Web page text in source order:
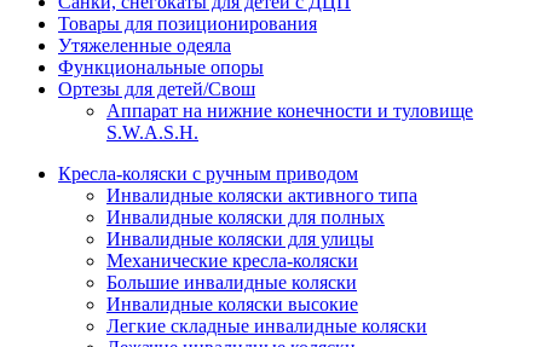
Товары для позиционирования
Утяжеленные одеяла
Функциональные опоры
Ортезы для детей/Свош
Аппарат на нижние конечности и туловище
S.W.A.S.H.
Кресла-коляски с ручным приводом
Инвалидные коляски активного типа
Инвалидные коляски для полных
Инвалидные коляски для улицы
Механические кресла-коляски
Большие инвалидные коляски
Инвалидные коляски высокие
Легкие складные инвалидные коляски